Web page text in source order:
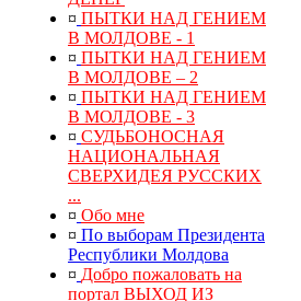
¤ ПЫТКИ НАД ГЕНИЕМ
В МОЛДОВЕ - 1
¤ ПЫТКИ НАД ГЕНИЕМ
В МОЛДОВЕ – 2
¤ ПЫТКИ НАД ГЕНИЕМ
В МОЛДОВЕ - 3
¤ СУДЬБОНОСНАЯ
НАЦИОНАЛЬНАЯ
СВЕРХИДЕЯ РУССКИХ
...
¤ Обо мне
¤ По выборам Президента
Республики Молдова
¤ Добро пожаловать на
портал ВЫХОД ИЗ